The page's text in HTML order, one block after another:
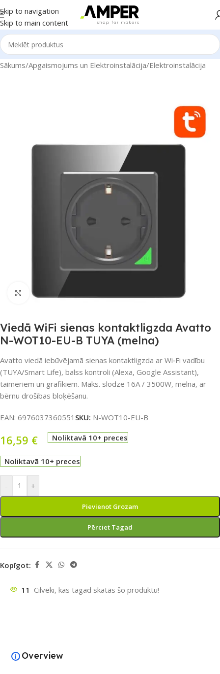
Skip to navigation
Skip to main content
Sākums/Apgaismojums un Elektroinstalācija/Elektroinstalācija
Noklikšķiniet, lai palielinātu
Viedā WiFi sienas kontaktligzda Avatto
N-WOT10-EU-B TUYA (melna)
Avatto viedā iebūvējamā sienas kontaktligzda ar Wi‑Fi vadību
(TUYA/Smart Life), balss kontroli (Alexa, Google Assistant),
taimeriem un grafikiem. Maks. slodze 16A / 3500W, melna, ar
bērnu drošības bloķēšanu.
EAN: 6976037360551 SKU: N-WOT10-EU-B
16,59 € Noliktavā 10+ preces
Noliktavā 10+ preces
- +
Pievienot Grozam
Pērciet Tagad
Kopīgot:
11 Cilvēki, kas tagad skatās šo produktu!
Overview